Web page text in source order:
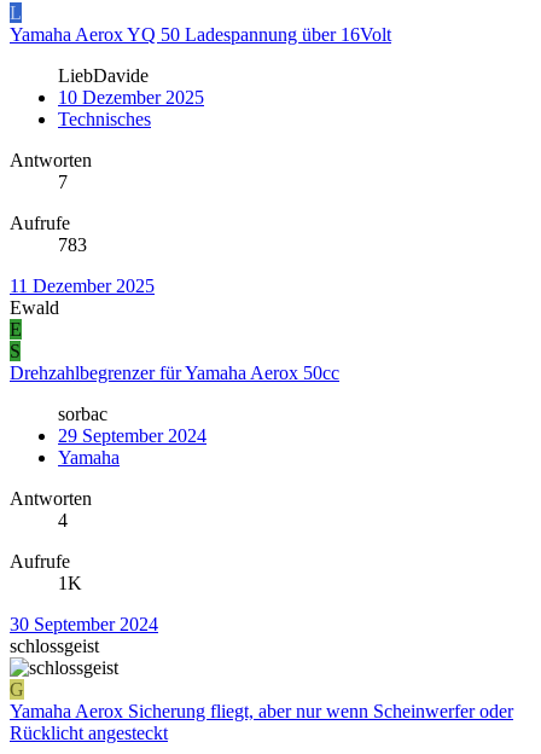
L
Yamaha Aerox YQ 50 Ladespannung über 16Volt
LiebDavide
10 Dezember 2025
Technisches
Antworten
7
Aufrufe
783
11 Dezember 2025
Ewald
E
S
Drehzahlbegrenzer für Yamaha Aerox 50cc
sorbac
29 September 2024
Yamaha
Antworten
4
Aufrufe
1K
30 September 2024
schlossgeist
G
Yamaha Aerox Sicherung fliegt, aber nur wenn Scheinwerfer oder
Rücklicht angesteckt